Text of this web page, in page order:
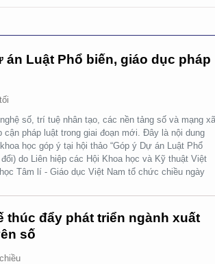
án Luật Phổ biến, giáo dục pháp
số, trí tuệ nhân tạo, các nền tảng số và mạng
cận pháp luật trong giai đoạn mới. Đây là nội dung
học góp ý tại hội thảo “Góp ý Dự án Luật Phổ
do Liên hiệp các Hội Khoa học và Kỹ thuật Việt
Tâm lí - Giáo dục Việt Nam tổ chức chiều ngày
thúc đẩy phát triển ngành xuất
số